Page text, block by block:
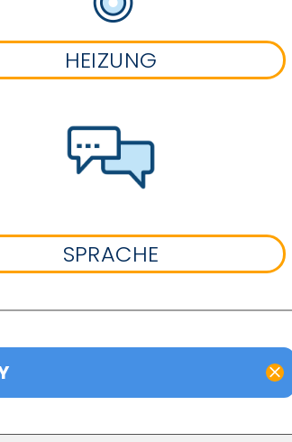
HEIZUNG
SPRACHE